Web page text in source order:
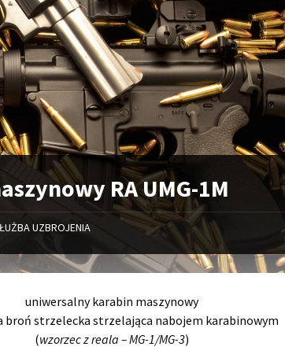
RA UMG-1M
UZBROJENIA
uniwersalny karabin maszynowy
broń strzelecka strzelająca nabojem karabinowym
(wzorzec z reala – MG-1/MG-3)